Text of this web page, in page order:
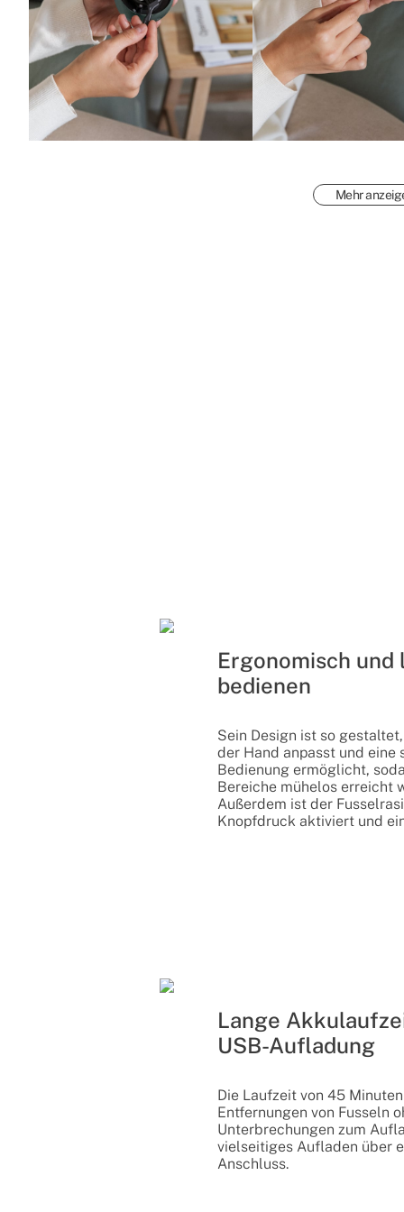
Mehr
Ergonomisch und
bedienen
Sein Design ist so
der Hand anpasst und eine
Bedienung ermöglicht,
Bereiche mühelos erreicht
Außerdem ist der
Knopfdruck aktiviert und
Lange
USB-Aufladung
Die Laufzeit von 45
Entfernungen von Fusseln
Unterbrechungen zum
vielseitiges Aufladen über
Anschluss.